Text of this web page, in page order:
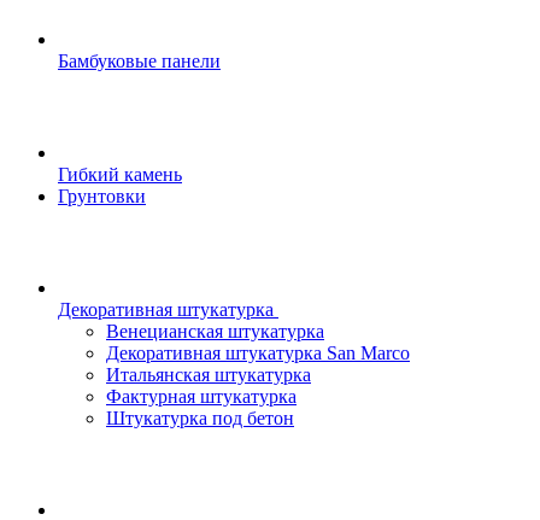
Бамбуковые панели
Гибкий камень
Грунтовки
Декоративная штукатурка
Венецианская штукатурка
Декоративная штукатурка San Marco
Итальянская штукатурка
Фактурная штукатурка
Штукатурка под бетон